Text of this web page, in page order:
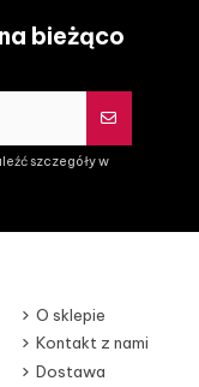
bieżąco
szczegóły w
O sklepie
Kontakt z nami
Dostawa